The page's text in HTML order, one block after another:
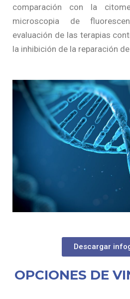
comparación con la
microscopia de
evaluación de las terapias
la inhibición de la reparación de
Descargar
OPCIONES DE